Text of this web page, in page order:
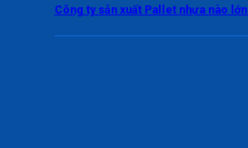
Công ty sản xuất Pallet nhựa nào